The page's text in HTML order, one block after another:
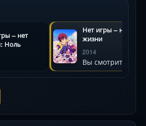
расами и
партии, где ставкой становится
Вместе герои бросают
Сора просчитывает психологию
юная сестра Сиро решает задачи
компьютера. Их ждут шахматы
словесные дуэли с древними
блефы. Яркая визуальная
сцены и неожиданные
держат в напряжении до финала.
(Сора) и Аи Каяно (Сиро)
непобедимому дуэту.
– нет
Ноль
Нет игры – нет
жизни
2014
Вы смотрите